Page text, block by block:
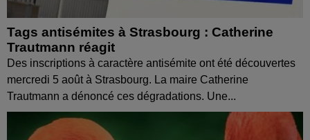
Tags antisémites à Strasbourg : Catherine
Trautmann réagit
Des inscriptions à caractère antisémite ont été découvertes
mercredi 5 août à Strasbourg. La maire Catherine
Trautmann a dénoncé ces dégradations. Une...